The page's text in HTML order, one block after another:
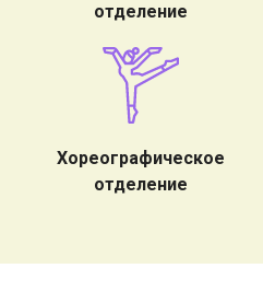
отделение
Хореографическое
отделение